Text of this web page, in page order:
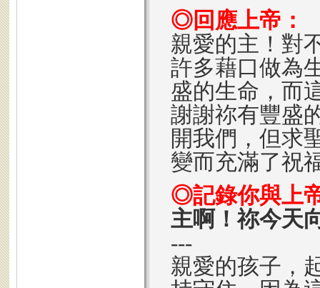
◎回應上帝：
親愛的主！對
許多藉口做為
盛的生命，而
謝謝祢有豐盛
開我們，但求
變而充滿了祝
◎記錄你與上
主啊！祢今天
---
親愛的孩子，